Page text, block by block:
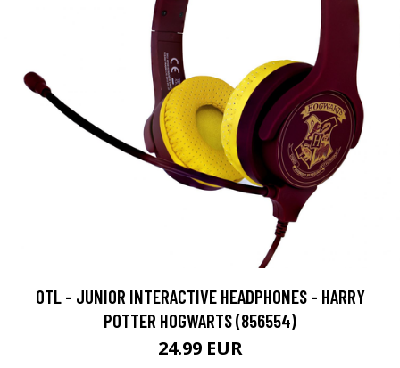
OTL - JUNIOR INTERACTIVE HEADPHONES - HARRY
POTTER HOGWARTS (856554)
24.99 EUR